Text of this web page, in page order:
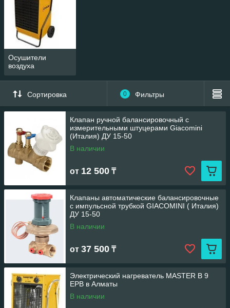
Осушители
воздуха
Сортировка 0 Фильтры
Клапан ручной балансировочный с
измерительными штуцерами Giacomini
(Италия) ДУ 15-50
В наличии
от 12 500 ₸
Клапаны автоматические балансировочные
с импульсной трубкой GIACOMINI ( Италия)
ДУ 15-50
В наличии
от 37 500 ₸
Электрический нагреватель MASTER B 9
EPВ в Алматы
В наличии